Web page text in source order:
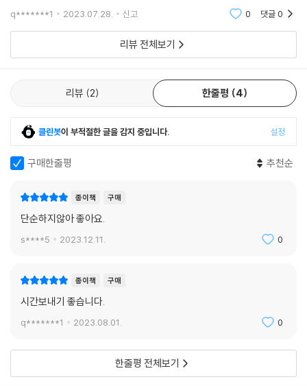
움 없이 혼자 할 수 있어 좋았습니다. 조금 더 다양한 도안의 책이 출간 되
었으면 좋겠습니
q*******1 2023.07.28. 신고 0 댓글0
리뷰 전체보기
리뷰 2 한줄평 4
클린봇이 부적절한 글을 감지 중입니다. 설정
구매한줄평 추천순
종이책 구매
단순하지않아 좋아요.
s****5 2023.12.11. 0
종이책 구매
시간보내기 좋습니다.
q*******1 2023.08.01. 0
한줄평 전체보기